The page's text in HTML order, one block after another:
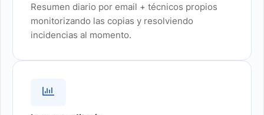
Resumen diario por email + técnicos propios
monitorizando las copias y resolviendo
incidencias al momento.